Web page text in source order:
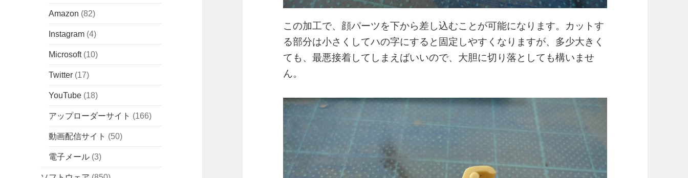
Amazon (82)
Instagram (4)
Microsoft(10)
Twitter (17)
YouTube (18)
アップローダーサイト (166)
動画配信サイト (50)
電子メール (3)
この加工で、顔パーツを下から差し込むことが可能になります。カットす
る部分は小さくしてハの字にすると固定しやすくなりますが、多少大きく
ても、最悪接着してしまえばいいので、大胆に切り落としても構いませ
ん。